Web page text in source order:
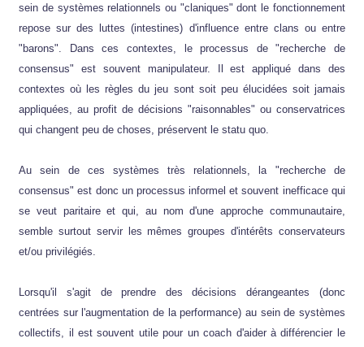
sein de systèmes relationnels ou "claniques" dont le fonctionnement
repose sur des luttes (intestines) d'influence entre clans ou entre
"barons". Dans ces contextes, le processus de "recherche de
consensus" est souvent manipulateur. Il est appliqué dans des
contextes où les règles du jeu sont soit peu élucidées soit jamais
appliquées, au profit de décisions "raisonnables" ou conservatrices
qui changent peu de choses, préservent le statu quo.
Au sein de ces systèmes très relationnels, la "recherche de
consensus" est donc un processus informel et souvent inefficace qui
se veut paritaire et qui, au nom d'une approche communautaire,
semble surtout servir les mêmes groupes d'intérêts conservateurs
et/ou privilégiés.
Lorsqu'il s'agit de prendre des décisions dérangeantes (donc
centrées sur l'augmentation de la performance) au sein de systèmes
collectifs, il est souvent utile pour un coach d'aider à différencier le